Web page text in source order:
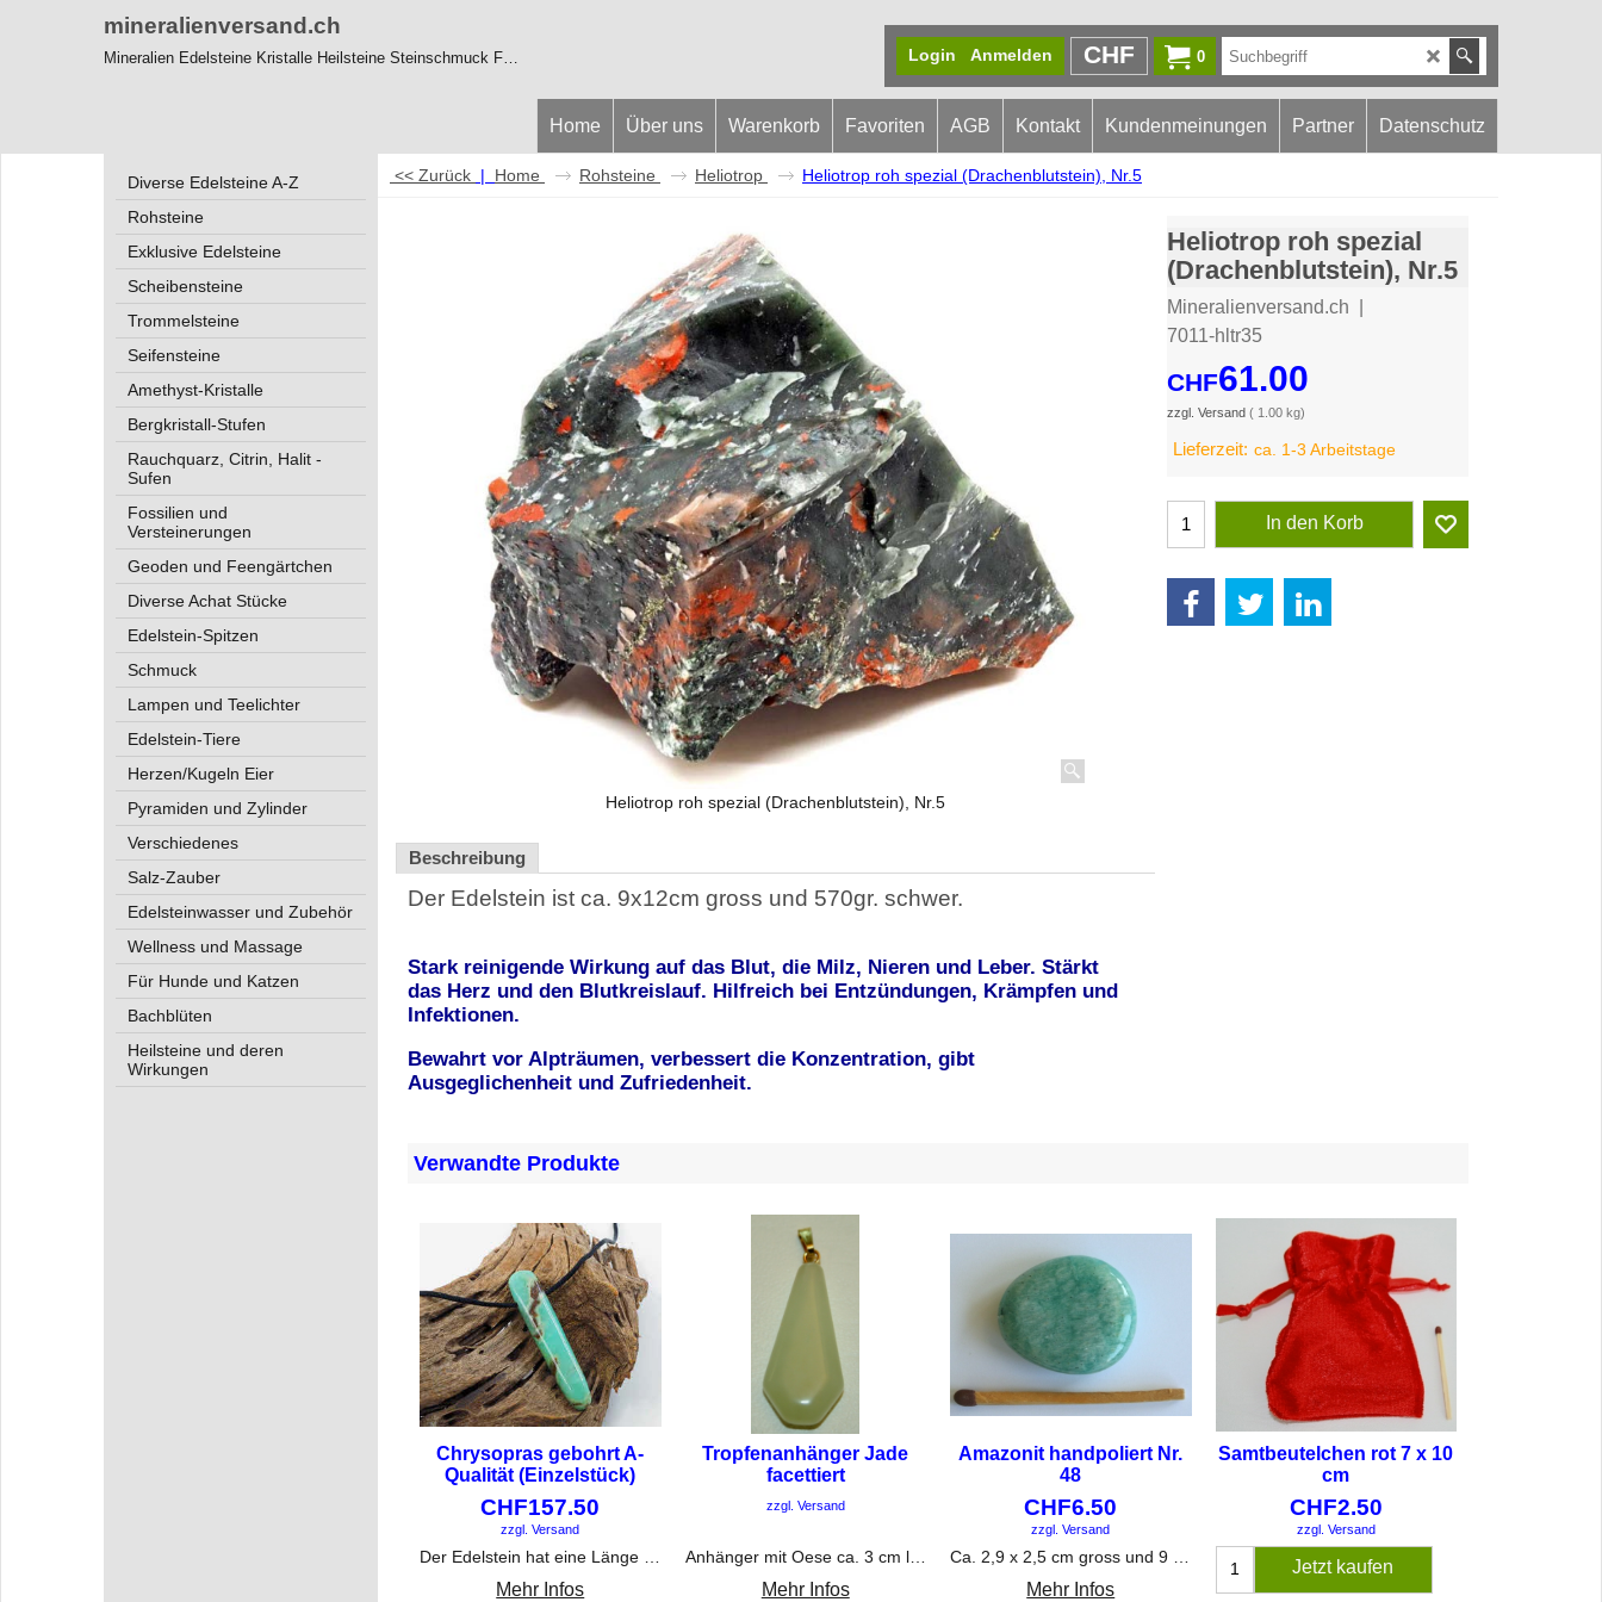
mineralienversand.ch
Mineralien Edelsteine Kristalle Heilsteine Steinschmuck Feng-Shui 0
CHF
Login Anmelden
Home Über uns Warenkorb Favoriten AGB Kontakt Kundenmeinungen Partner Datenschutz
Diverse Edelsteine A-Z
Rohsteine
Exklusive Edelsteine
Scheibensteine
Trommelsteine
Seifensteine
Amethyst-Kristalle
Bergkristall-Stufen
Rauchquarz, Citrin, Halit -
Sufen
Fossilien und
Versteinerungen
Geoden und Feengärtchen
Diverse Achat Stücke
Edelstein-Spitzen
Schmuck
Lampen und Teelichter
Edelstein-Tiere
Herzen/Kugeln Eier
Pyramiden und Zylinder
Verschiedenes
Salz-Zauber
Edelsteinwasser und Zubehör
Wellness und Massage
Für Hunde und Katzen
Bachblüten
Heilsteine und deren
Wirkungen
<< Zurück | Home Rohsteine Heliotrop Heliotrop roh spezial (Drachenblutstein), Nr.5
Heliotrop roh spezial (Drachenblutstein), Nr.5
Heliotrop roh spezial
(Drachenblutstein), Nr.5
Mineralienversand.ch
7011-hltr35
CHF61.00
zzgl. Versand 1.00 kg
Lieferzeit: ca. 1-3 Arbeitstage
In den Korb
Beschreibung
Der Edelstein ist ca. 9x12cm gross und 570gr. schwer.
Stark reinigende Wirkung auf das Blut, die Milz, Nieren und Leber. Stärkt
das Herz und den Blutkreislauf. Hilfreich bei Entzündungen, Krämpfen und
Infektionen.
Bewahrt vor Alpträumen, verbessert die Konzentration, gibt
Ausgeglichenheit und Zufriedenheit.
Verwandte Produkte
Chrysopras gebohrt A-
Qualität (Einzelstück)
CHF157.50
zzgl. Versand
Mehr Infos
Tropfenanhänger Jade
facettiert
zzgl. Versand
Anhänger mit Oese ca. 3 cm lang und ca. 1,3 cm breit.
Mehr Infos
Amazonit handpoliert Nr.
48
CHF6.50
zzgl. Versand
Mehr Infos
Samtbeutelchen rot 7 x 10
cm
CHF2.50
zzgl. Versand
Jetzt kaufen